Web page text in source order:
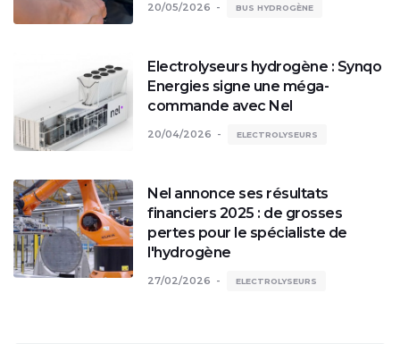
20/05/2026 BUS HYDROGÈNE
Electrolyseurs hydrogène : Synqo
Energies signe une méga-
commande avec Nel
20/04/2026 ELECTROLYSEURS
Nel annonce ses résultats
financiers 2025 : de grosses
pertes pour le spécialiste de
l'hydrogène
27/02/2026 ELECTROLYSEURS